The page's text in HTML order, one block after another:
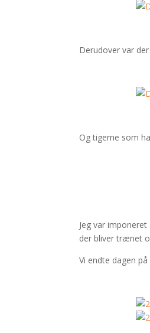
Derudover var
Og tigerne som
Jeg var
der bliver trænet
Vi endte dagen